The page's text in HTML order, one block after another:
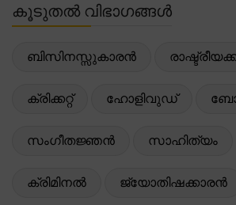
കൂടുതൽ വിഭാഗങ്ങൾ
ബിസിനസ്സുകാരൻ
ക്രിക്കറ്റ് ഹോളിവുഡ്
സംഗീതജ്ഞൻ സാഹിത്യം
ക്രിമിനൽ ജ്യോതിഷക്കാരൻ